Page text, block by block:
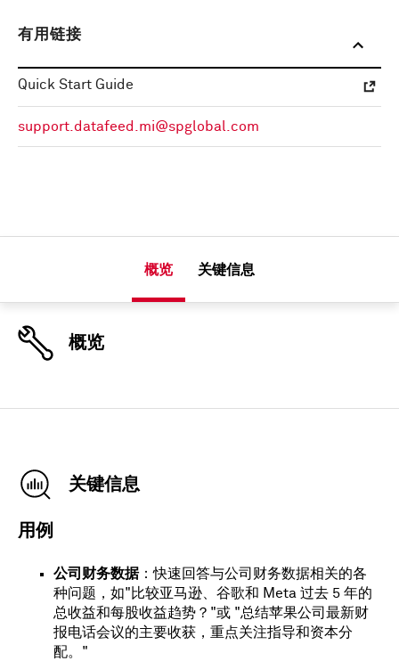
有用链接
Quick Start Guide
support.datafeed.mi@spglobal.com
概览 关键信息
概览
关键信息
用例
公司财务数据：快速回答与公司财务数据相关的各
种问题，如"比较亚马逊、谷歌和 Meta 过去 5 年的
总收益和每股收益趋势？"或 "总结苹果公司最新财
报电话会议的主要收获，重点关注指导和资本分
配。"